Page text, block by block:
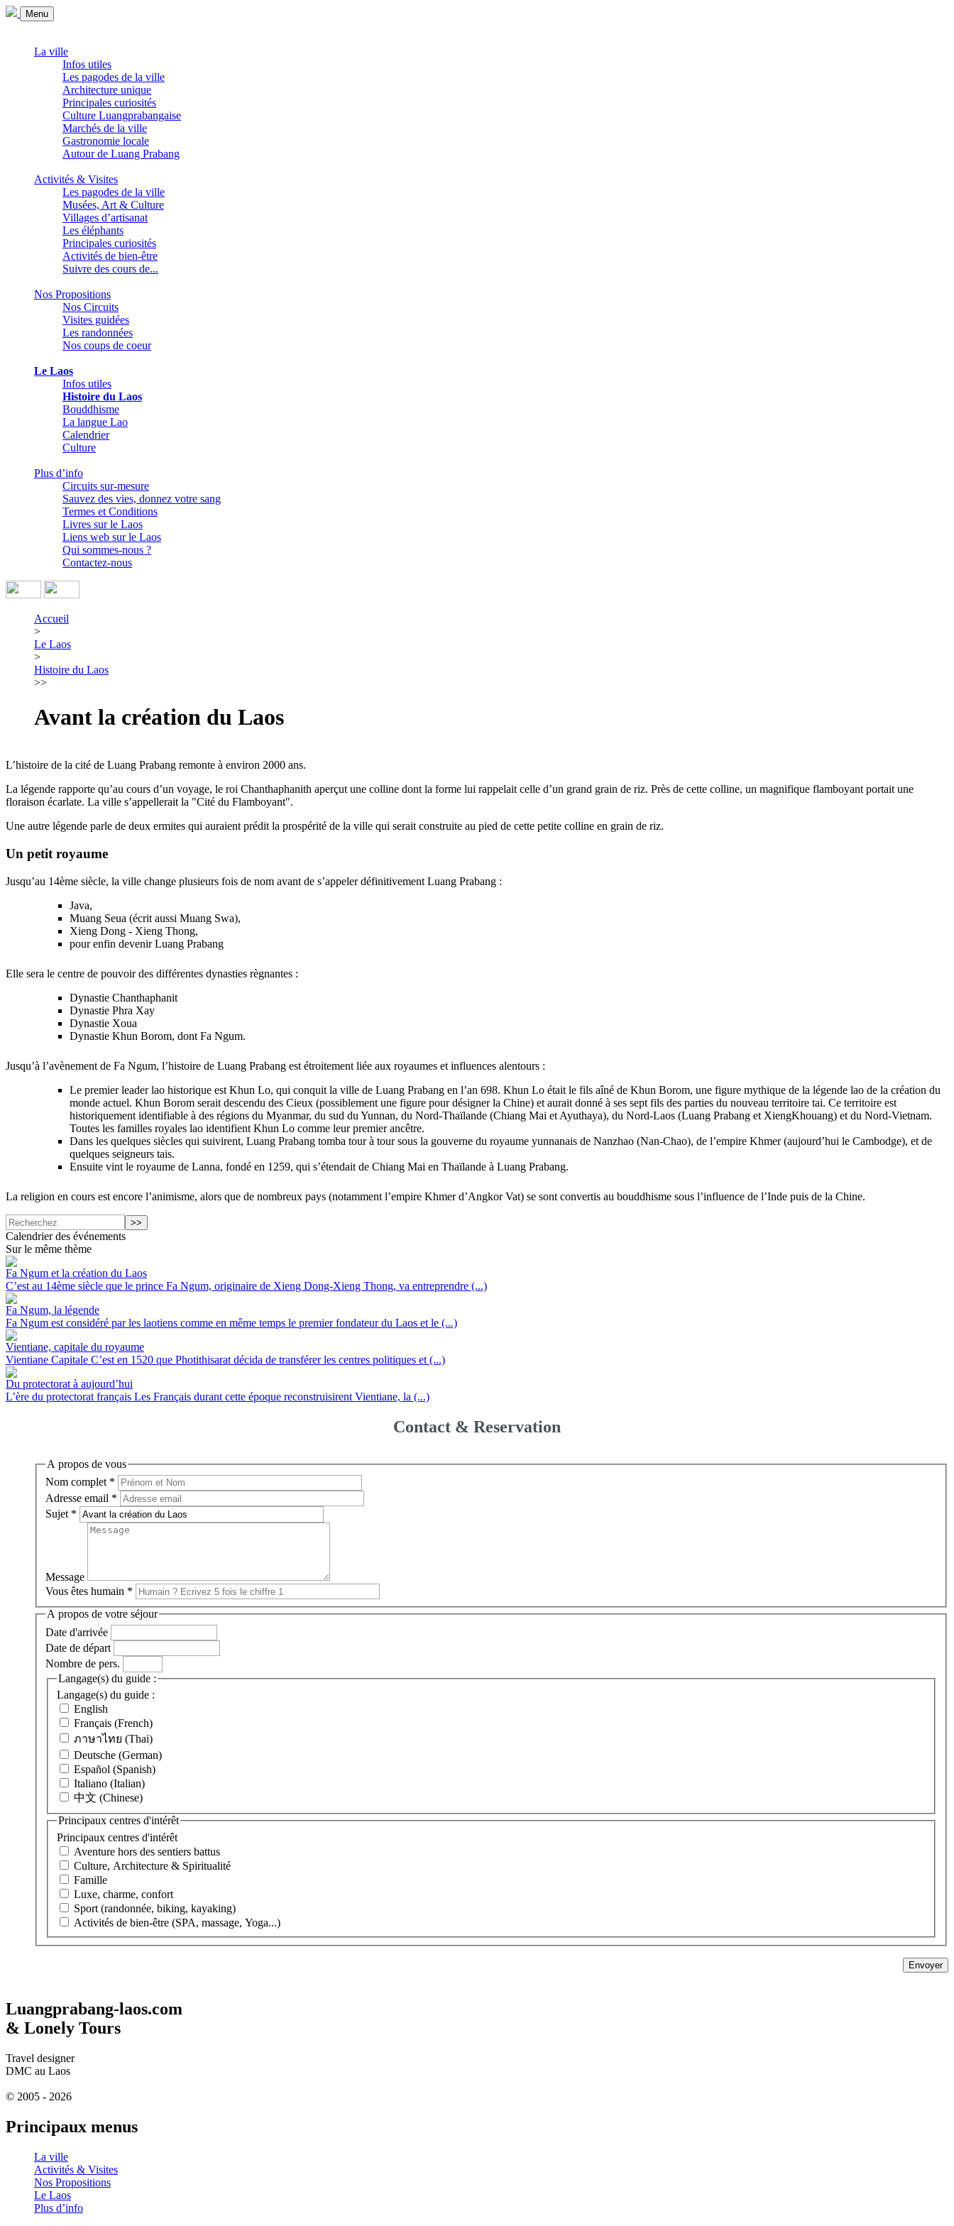
Menu
La ville
Infos utiles
Les pagodes de la ville
Architecture unique
Principales curiosités
Culture Luangprabangaise
Marchés de la ville
Gastronomie locale
Autour de Luang Prabang
Activités & Visites
Les pagodes de la ville
Musées, Art & Culture
Villages d’artisanat
Les éléphants
Principales curiosités
Activités de bien-être
Suivre des cours de...
Nos Propositions
Nos Circuits
Visites guidées
Les randonnées
Nos coups de coeur
Le Laos
Infos utiles
Histoire du Laos
Bouddhisme
La langue Lao
Calendrier
Culture
Plus d’info
Circuits sur-mesure
Sauvez des vies, donnez votre sang
Termes et Conditions
Livres sur le Laos
Liens web sur le Laos
Qui sommes-nous ?
Contactez-nous
Accueil
>
Le Laos
>
Histoire du Laos
>>
Avant la création du Laos
L’histoire de la cité de Luang Prabang remonte à environ 2000 ans.
La légende rapporte qu’au cours d’un voyage, le roi Chanthaphanith aperçut une colline dont la forme lui rappelait celle d’un grand grain de riz. Près de cette colline, un magnifique flamboyant portait une
floraison écarlate. La ville s’appellerait la "Cité du Flamboyant".
Une autre légende parle de deux ermites qui auraient prédit la prospérité de la ville qui serait construite au pied de cette petite colline en grain de riz.
Un petit royaume
Jusqu’au 14ème siècle, la ville change plusieurs fois de nom avant de s’appeler définitivement Luang Prabang :
Java,
Muang Seua (écrit aussi Muang Swa),
Xieng Dong - Xieng Thong,
pour enfin devenir Luang Prabang
Elle sera le centre de pouvoir des différentes dynasties règnantes :
Dynastie Chanthaphanit
Dynastie Phra Xay
Dynastie Xoua
Dynastie Khun Borom, dont Fa Ngum.
Jusqu’à l’avènement de Fa Ngum, l’histoire de Luang Prabang est étroitement liée aux royaumes et influences alentours :
Le premier leader lao historique est Khun Lo, qui conquit la ville de Luang Prabang en l’an 698. Khun Lo était le fils aîné de Khun Borom, une figure mythique de la légende lao de la création du
monde actuel. Khun Borom serait descendu des Cieux (possiblement une figure pour désigner la Chine) et aurait donné à ses sept fils des parties du nouveau territoire tai. Ce territoire est
historiquement identifiable à des régions du Myanmar, du sud du Yunnan, du Nord-Thaïlande (Chiang Mai et Ayuthaya), du Nord-Laos (Luang Prabang et XiengKhouang) et du Nord-Vietnam.
Toutes les familles royales lao identifient Khun Lo comme leur premier ancêtre.
Dans les quelques siècles qui suivirent, Luang Prabang tomba tour à tour sous la gouverne du royaume yunnanais de Nanzhao (Nan-Chao), de l’empire Khmer (aujourd’hui le Cambodge), et de
quelques seigneurs tais.
Ensuite vint le royaume de Lanna, fondé en 1259, qui s’étendait de Chiang Mai en Thaïlande à Luang Prabang.
La religion en cours est encore l’animisme, alors que de nombreux pays (notamment l’empire Khmer d’Angkor Vat) se sont convertis au bouddhisme sous l’influence de l’Inde puis de la Chine.
Calendrier des événements
Sur le même thème
Fa Ngum et la création du Laos
C’est au 14ème siècle que le prince Fa Ngum, originaire de Xieng Dong-Xieng Thong, va entreprendre (...)
Fa Ngum, la légende
Fa Ngum est considéré par les laotiens comme en même temps le premier fondateur du Laos et le (...)
Vientiane, capitale du royaume
Vientiane Capitale C’est en 1520 que Photithisarat décida de transférer les centres politiques et (...)
Du protectorat à aujourd’hui
L’ère du protectorat français Les Français durant cette époque reconstruisirent Vientiane, la (...)
Contact & Reservation
A propos de vous
Nom complet *
Adresse email *
Sujet *
Message
Vous êtes humain *
A propos de votre séjour
Date d'arrivée
Date de départ
Nombre de pers.
Langage(s) du guide :
Langage(s) du guide :
English
Français (French)
ภาษาไทย (Thai)
Deutsche (German)
Español (Spanish)
Italiano (Italian)
中文 (Chinese)
Principaux centres d'intérêt
Principaux centres d'intérêt
Aventure hors des sentiers battus
Culture, Architecture & Spiritualité
Famille
Luxe, charme, confort
Sport (randonnée, biking, kayaking)
Activités de bien-être (SPA, massage, Yoga...)
Luangprabang-laos.com
& Lonely Tours
Travel designer
DMC au Laos
© 2005 - 2026
Principaux menus
La ville
Activités & Visites
Nos Propositions
Le Laos
Plus d’info